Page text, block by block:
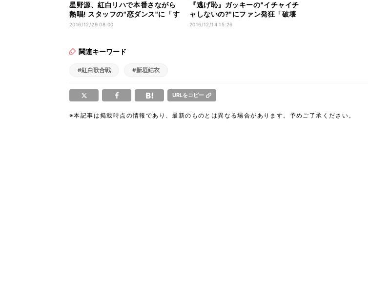
星野源、紅白リハで本番さながら
熱唱! スタッフの"恋ダンス"に「す
ごい!」
2016/12/29 08:00
『逃げ恥』ガッキーの"イチャイチ
ャしないの?"にファン発狂「破壊
力やばい」
2016/12/14 15:26
関連キーワード
#紅白歌合戦 #新垣結衣
URLをコピー
※本記事は掲載時点の情報であり、最新のものとは異なる場合があります。予めご了承ください。